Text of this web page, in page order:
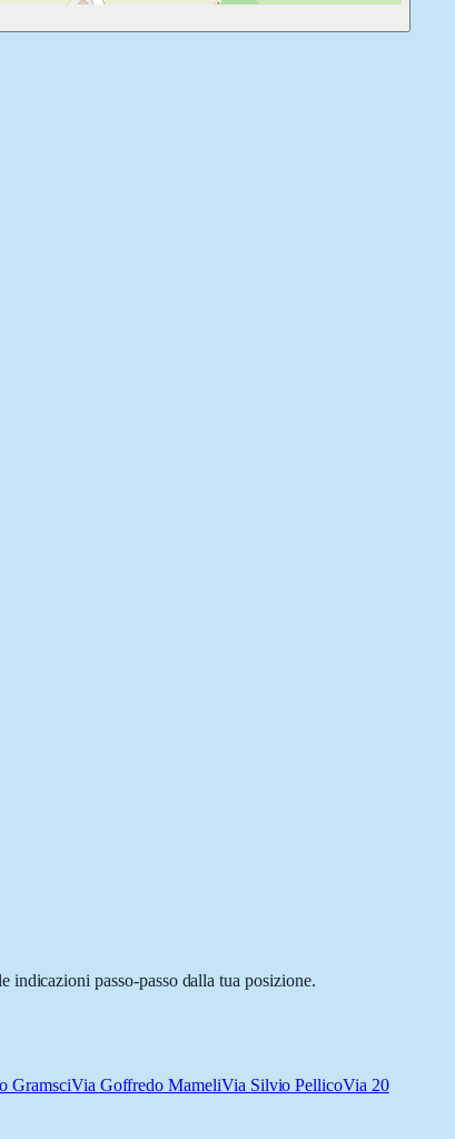
passo-passo dalla tua posizione.
GramsciVia Goffredo MameliVia Silvio PellicoVia 20